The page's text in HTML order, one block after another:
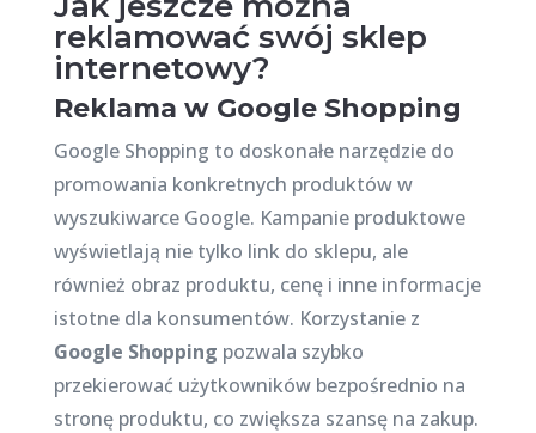
reklamować swój sklep
internetowy?
Reklama w Google Shopping
Google Shopping to doskonałe narzędzie do
promowania konkretnych produktów w
wyszukiwarce Google. Kampanie produktowe
wyświetlają nie tylko link do sklepu, ale
również obraz produktu, cenę i inne informacje
istotne dla konsumentów. Korzystanie z
Google Shopping pozwala szybko
przekierować użytkowników bezpośrednio na
stronę produktu, co zwiększa szansę na zakup.